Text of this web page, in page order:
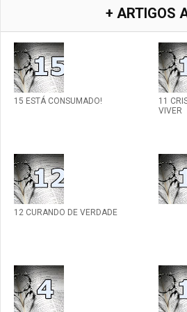
+ ARTIGOS
15 ESTÁ CONSUMADO!
11
VIVER
12 CURANDO DE VERDADE